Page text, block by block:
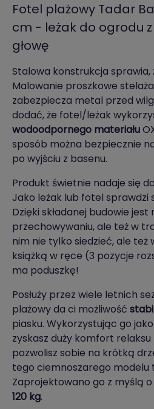
Fotel plażowy Tadar
cm - leżak do ogrodu
głowę
Stalowa konstrukcja sprawia,
Malowanie proszkowe
zabezpiecza metal przed
dodać, że fotel/leżak
wodoodpornego materiału
sposób można bezpiecznie
po wyjściu z basenu.
Produkt świetnie nadaje się
Jako leżak lub fotel sprawdzi
Dzięki składanej budowie jest
przechowywaniu, ale też w
nim nie tylko siedzieć, ale też
książką w ręce (3 pozycje
ma poduszkę!
Posłuży przez wiele letnich
plażowy da ci możliwość
piasku. Wykorzystując go
zyskasz duży komfort
pozwolisz sobie na krótką
tego ciemnoszarego modelu
Zaprojektowano go z myślą
120 kg.